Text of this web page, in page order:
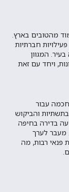
מהטובים בארץ.
חברתיות
המגוון
ויחד עם זאת
עבור
והביקוש
בדירה בחיפה
מעבר לערך
פנאי רבות, מה